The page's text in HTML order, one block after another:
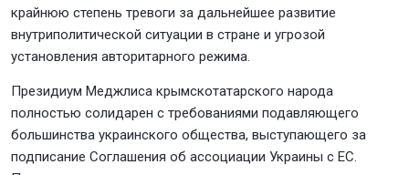
крайнюю степень тревоги за дальнейшее развитие
внутриполитической ситуации в стране и угрозой
установления авторитарного режима.
Президиум Меджлиса крымскотатарского народа
полностью солидарен с требованиями подавляющего
большинства украинского общества, выступающего за
подписание Соглашения об ассоциации Украины с ЕС.